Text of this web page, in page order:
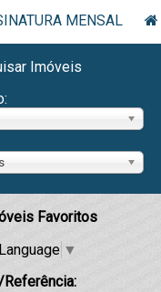
MENSAL
Imóveis
Favoritos
▼